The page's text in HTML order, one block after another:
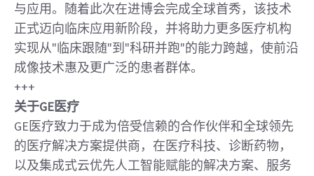
与应用。随着此次在进博会完成全球首秀，该技术
正式迈向临床应用新阶段，并将助力更多医疗机构
实现从"临床跟随"到"科研并跑"的能力跨越，使前沿
成像技术惠及更广泛的患者群体。
+++
关于GE医疗
GE医疗致力于成为倍受信赖的合作伙伴和全球领先
的医疗解决方案提供商，在医疗科技、诊断药物，
以及集成式云优先人工智能赋能的解决方案、服务